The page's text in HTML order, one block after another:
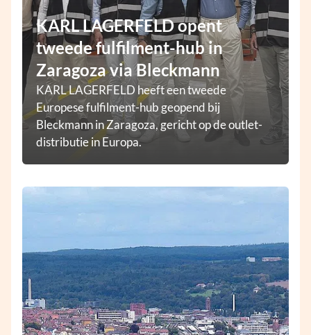
KARL LAGERFELD opent
tweede fulfilment-hub in
Zaragoza via Bleckmann
KARL LAGERFELD heeft een tweede
Europese fulfilment-hub geopend bij
Bleckmann in Zaragoza, gericht op de outlet-
distributie in Europa.